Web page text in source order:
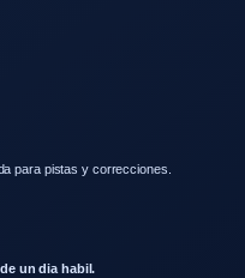
para pistas y correcciones.
un dia habil.